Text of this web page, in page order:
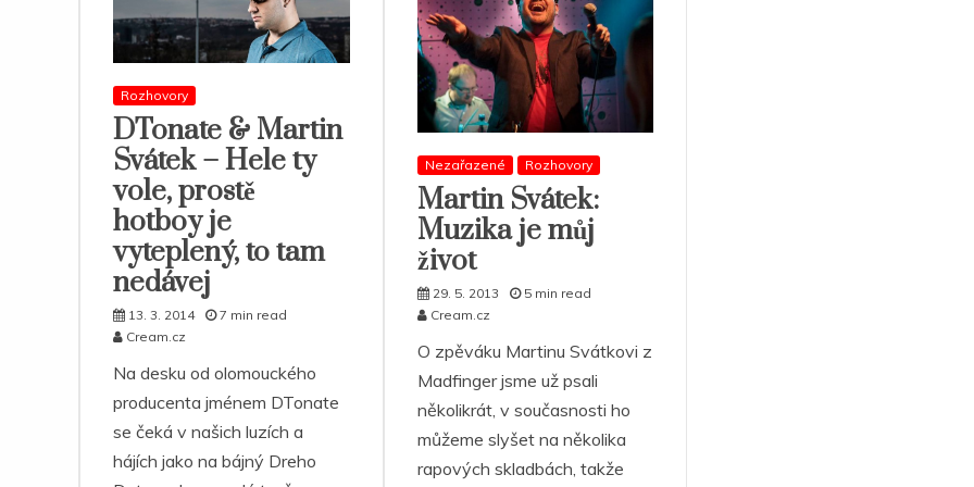
Rozhovory
DTonate & Martin
Svátek – Hele ty
vole, prostě
hotboy je
vyteplený, to tam
nedávej
13. 3. 2014
7 min read
Cream.cz
Na desku od olomouckého
producenta jménem DTonate
se čeká v našich luzích a
hájích jako na bájný Dreho
Nezařazené Rozhovory
Martin Svátek:
Muzika je můj
život
29. 5. 2013
5 min read
Cream.cz
O zpěváku Martinu Svátkovi z
Madfinger jsme už psali
několikrát, v současnosti ho
můžeme slyšet na několika
rapových skladbách, takže